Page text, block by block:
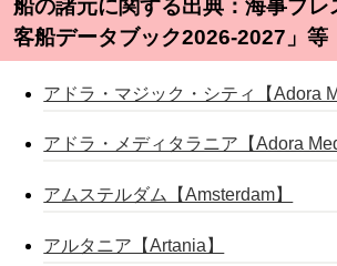
船の諸元に関する出典：海事プレ
客船データブック2026-2027」等
アドラ・マジック・シティ【Adora
アドラ・メディタラニア【Adora
アムステルダム【Amsterdam】
アルタニア【Artania】